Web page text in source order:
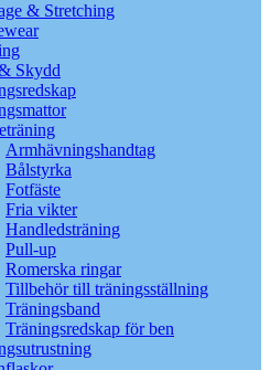
& Stretching
Skydd
Armhävningshandtag
Bålstyrka
Fotfäste
Fria vikter
Handledsträning
Pull-up
Romerska ringar
Tillbehör till träningsställning
Träningsband
Träningsredskap för ben